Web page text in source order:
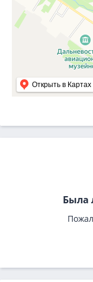
Открыть в Картах
Была